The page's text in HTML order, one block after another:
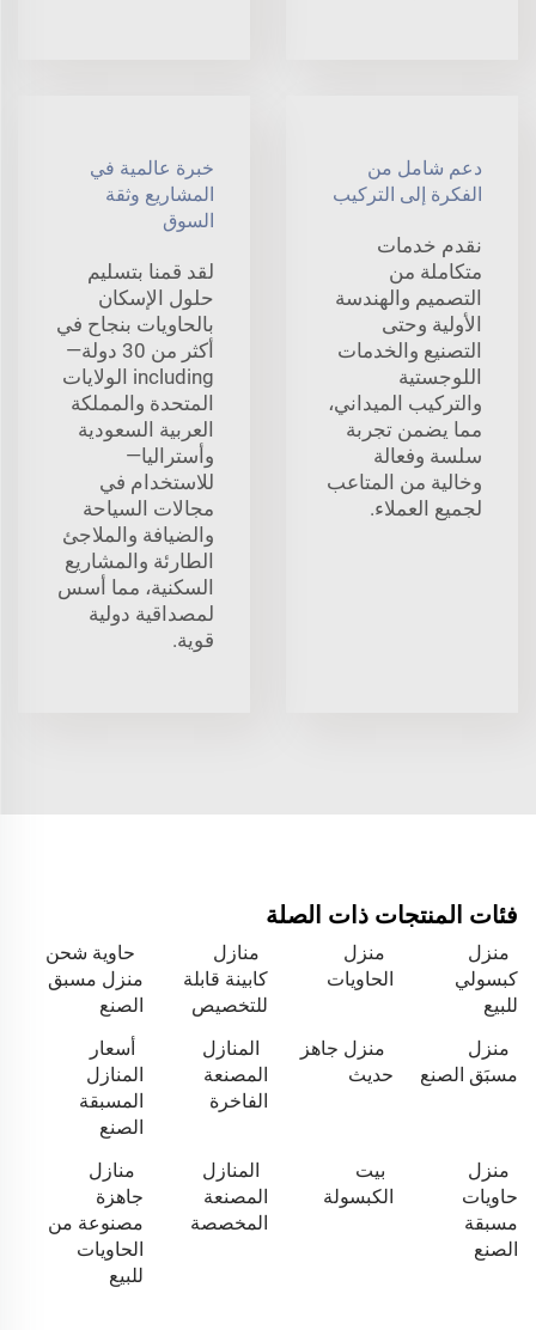
دعم شامل من
الفكرة إلى التركيب
نقدم خدمات
متكاملة من
التصميم والهندسة
الأولية وحتى
التصنيع والخدمات
اللوجستية
والتركيب الميداني،
مما يضمن تجربة
سلسة وفعالة
وخالية من المتاعب
لجميع العملاء.
خبرة عالمية في
المشاريع وثقة
السوق
لقد قمنا بتسليم
حلول الإسكان
بالحاويات بنجاح في
أكثر من 30 دولة—
including الولايات
المتحدة والمملكة
العربية السعودية
وأستراليا—
للاستخدام في
مجالات السياحة
والضيافة والملاجئ
الطارئة والمشاريع
السكنية، مما أسس
لمصداقية دولية
قوية.
فئات المنتجات ذات الصلة
منزل
كبسولي
للبيع
منزل
الحاويات
منازل
كابينة قابلة
للتخصيص
حاوية شحن
منزل مسبق
الصنع
منزل
مسبَق الصنع
منزل جاهز
حديث
المنازل
المصنعة
الفاخرة
أسعار
المنازل
المسبقة
الصنع
منزل
حاويات
مسبقة
الصنع
بيت
الكبسولة
المنازل
المصنعة
المخصصة
منازل
جاهزة
مصنوعة من
الحاويات
للبيع